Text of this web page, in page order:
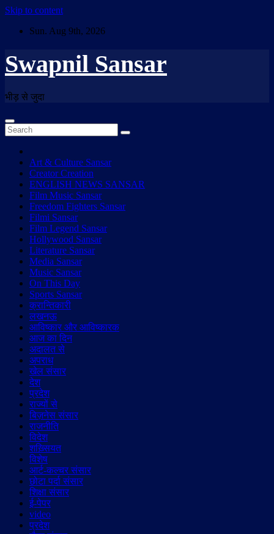
Skip to content
Sun. Aug 9th, 2026
Swapnil Sansar
भीड़ से जुदा
Art & Culture Sansar
Creator Creation
ENGLISH NEWS SANSAR
Film Music Sansar
Freedom Fighters Sansar
Filmi Sansar
Film Legend Sansar
Hollywood Sansar
Literature Sansar
Media Sansar
Music Sansar
On This Day
Sports Sansar
क्रान्तिकारी
लखनऊ
आविष्कार और आविष्कारक
आज का दिन
अदालत से
अपराध
खेल संसार
देश
प्रदेश
राज्यों से
बिज़नेस संसार
राजनीति
विदेश
शख़्सियत
विशेष
आर्ट-कल्चर संसार
छोटा पर्दा संसार
शिक्षा संसार
ई-पेपर
video
प्रदेश